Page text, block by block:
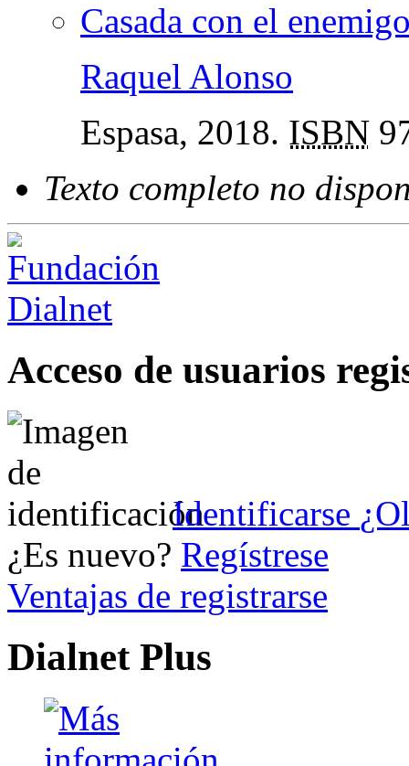
Casada con el
Raquel Alonso
Espasa, 2018. ISBN
Texto completo no
Acceso de usuarios
Identificarse
¿Es nuevo? Regístrese
Ventajas de registrarse
Dialnet Plus